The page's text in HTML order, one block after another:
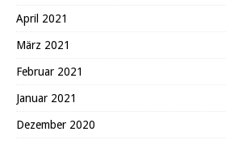
April 2021
März 2021
Februar 2021
Januar 2021
Dezember 2020